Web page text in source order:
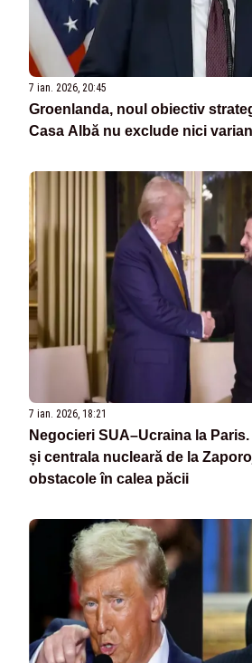
7 ian. 2026, 20:45
Groenlanda, noul obiectiv
Casa Albă nu exclude nici
7 ian. 2026, 18:21
Negocieri SUA–Ucraina la
și centrala nucleară de la
obstacole în calea păcii